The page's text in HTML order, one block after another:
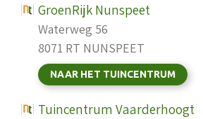
GroenRijk Nunspeet
Waterweg 56
8071 RT NUNSPEET
NAAR HET TUINCENTRUM
Tuincentrum Vaarderhoogt